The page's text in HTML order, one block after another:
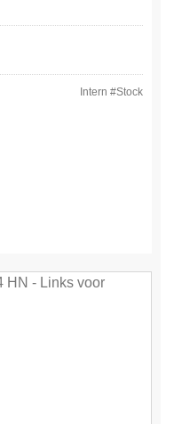
Intern #Stock